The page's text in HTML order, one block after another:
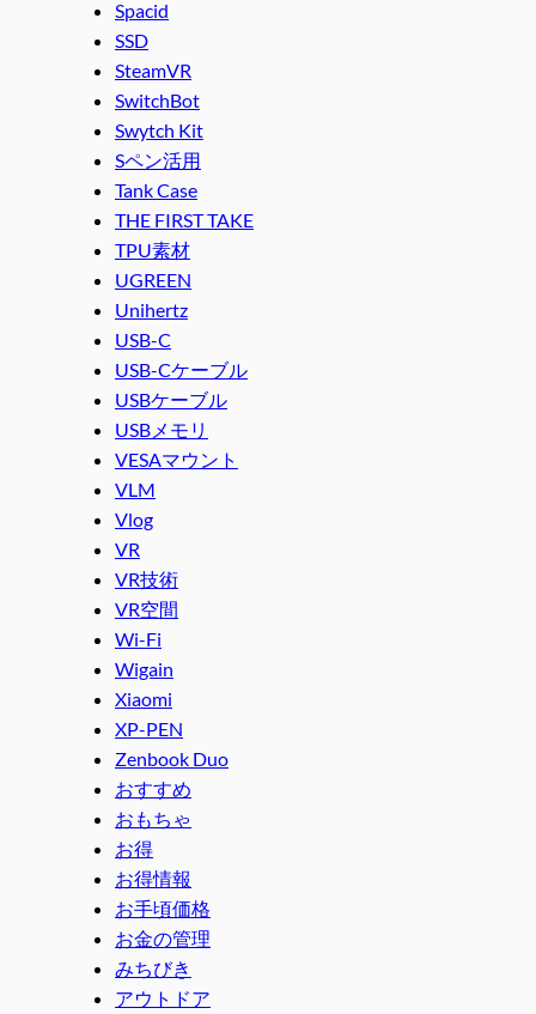
Spacid
SSD
SteamVR
SwitchBot
Swytch Kit
Sペン活用
Tank Case
THE FIRST TAKE
TPU素材
UGREEN
Unihertz
USB-C
USB-Cケーブル
USBケーブル
USBメモリ
VESAマウント
VLM
Vlog
VR
VR技術
VR空間
Wi-Fi
Wigain
Xiaomi
XP-PEN
Zenbook Duo
おすすめ
おもちゃ
お得
お得情報
お手頃価格
お金の管理
みちびき
アウトドア